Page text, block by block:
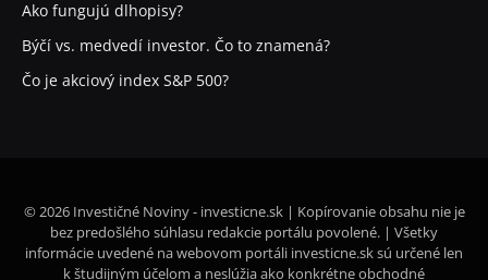
Ako fungujú dlhopisy?
Býčí vs. medvedí investor. Čo to znamená?
Čo je akciový index S&P 500?
© 2026 Investičné Noviny - investicne.sk | Kopírovanie obsahu nie je
bez predošlého súhlasu redakcie portálu povolené. | Všetky
informácie uvedené na webovom portáli investicne.sk sú určené len
k študijným účelom a neslúžia ako konkrétne obchodné